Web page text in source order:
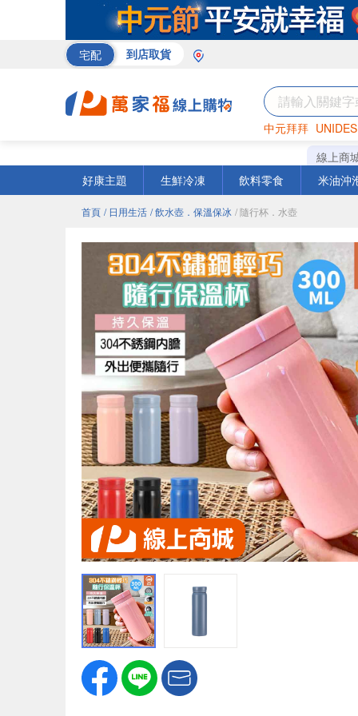
宅配 到店取貨
中元拜拜
罐頭 咖啡
線上商
好康主題
生鮮冷凍 飲料零食 米油沖
首頁 / 日用生活 / 飲水壺．保溫保冰 / 隨行杯．水壺